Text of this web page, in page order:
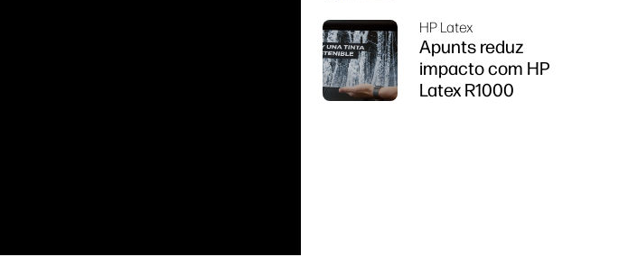
HP Latex
Apunts reduz
impacto com HP
Latex R1000